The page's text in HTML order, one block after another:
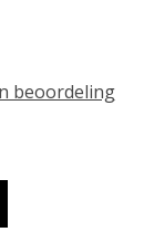
beoordeling